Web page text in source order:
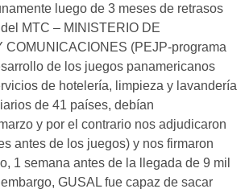
luego de 3 meses de retrasos
MTC – MINISTERIO DE
COMUNICACIONES (PEJP-programa
de los juegos panamericanos
de hotelería, limpieza y lavandería
de 41 países, debían
y por el contrario nos adjudicaron
antes de los juegos) y nos firmaron
1 semana antes de la llegada de 9 mil
GUSAL fue capaz de sacar